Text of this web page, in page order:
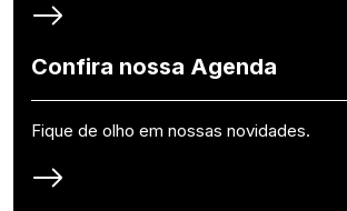
Confira nossa Agenda
Fique de olho em nossas novidades.